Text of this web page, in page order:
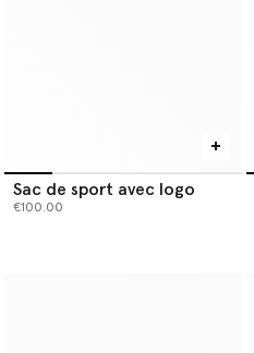
Sac de sport avec logo
€100.00